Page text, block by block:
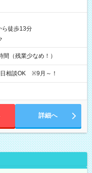
ら徒歩13分
（残業少なめ！）
相談OK ※9月～！
詳細へ